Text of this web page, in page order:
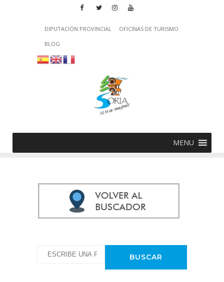
DIPUTACIÓN PROVINCIAL
OFICINAS DE TURISMO
BLOG
MENU